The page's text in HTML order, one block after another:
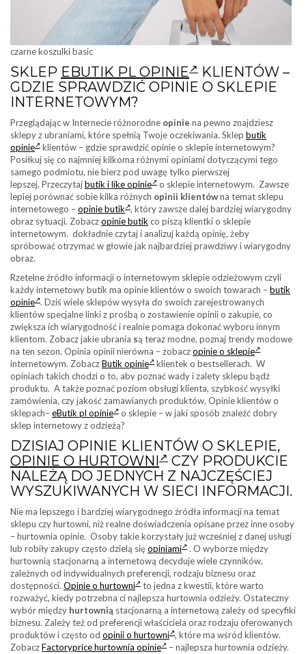
czarne koszulki basic
SKLEP EBUTIK PL OPINIE
KLIENTÓW –
GDZIE SPRAWDZIĆ OPINIE O SKLEPIE
INTERNETOWYM?
Przeglądając w Internecie różnorodne opinie na pewno znajdziesz
sklepy z ubraniami, które spełnią Twoje oczekiwania. Sklep butik
opinie
klientów – gdzie sprawdzić opinie o sklepie internetowym?
Posiłkuj się co najmniej kilkoma różnymi opiniami dotyczącymi tego
samego podmiotu, nie bierz pod uwagę tylko pierwszej
lepszej. Przeczytajbutik i like opinie
o sklepie internetowym. Zawsze
lepiej porównać sobie kilka różnych opinii klientówna temat sklepu
internetowego –opinie butik , który zawsze dalej bardziej wiarygodny
obraz sytuacji. Zobaczopinie butikco piszą klientki o sklepie
internetowym. dokładnie czytaj i analizuj każdą opinię, żeby
spróbować otrzymać w głowie jak najbardziej prawdziwy i wiarygodny
obraz.
Rzetelne źródło informacji o internetowym sklepie odzieżowym czyli
każdy internetowy butik ma opinie klientów o swoich towarach –butik
opinie . Dziś wiele sklepów wysyła do swoich zarejestrowanych
klientów specjalne linki z prośbą o zostawienie opinii o zakupie, co
zwiększa ich wiarygodność i realnie pomaga dokonać wyboru innym
klientom. Zobacz jakie ubrania są teraz modne, poznaj trendy modowe
na ten sezon. Opinia opinii nierówna – zobaczopinie o sklepie
internetowym. ZobaczButik opinie
klientek o bestsellerach. W
opiniach takich chodzi o to, aby poznać wady i zalety sklepu bądź
produktu. A także poznać poziom obsługi klienta, szybkość wysyłki
zamówienia, czy jakość zamawianych produktów. Opinie klientów o
sklepach–eButik pl opinie
o sklepie – w jaki sposób znaleźć dobry
sklep internetowy z odzieżą?
DZISIAJ OPINIE KLIENTÓW O SKLEPIE,
OPINIE O HURTOWNI
CZY PRODUKCIE
NALEŻĄ DO JEDNYCH Z NAJCZĘŚCIEJ
WYSZUKIWANYCH W SIECI INFORMACJI.
Nie ma lepszego i bardziej wiarygodnego źródła informacji na temat
sklepu czy hurtowni, niż realne doświadczenia opisane przez inne osoby
– hurtownia opinie. Osoby takie korzystały już wcześniej z danej usługi
lub robiły zakupy często dzielą sięopiniami
. O wyborze między
hurtownią stacjonarną a internetową decyduje wiele czynników,
zależnych od indywidualnych preferencji, rodzaju biznesu oraz
dostępności. Opinie o hurtowni
to jedna z kwestii, które warto
rozważyć, kiedy potrzebna ci najlepsza hurtownia odzieży. Ostateczny
wybór między hurtownią stacjonarną a internetową zależy od specyfiki
biznesu. Zależy też od preferencji właściciela oraz rodzaju oferowanych
produktów i często od opinii o hurtowni , które ma wśród klientów.
ZobaczFactoryprice hurtownia opinie
– najlepsza hurtownia odzieży.